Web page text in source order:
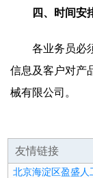
四、时间安
各业务员必
信息及客户对产
械有限公司。
友情链接
北京海淀区盈盛人